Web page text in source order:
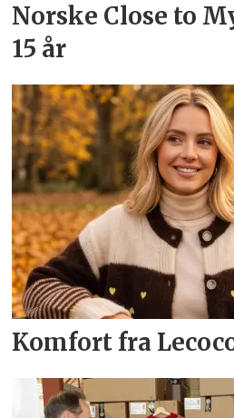
Norske Close to
15 år
Komfort fra